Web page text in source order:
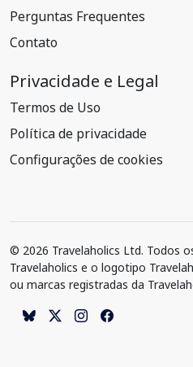
Perguntas Frequentes
Contato
Privacidade e Legal
Termos de Uso
Política de privacidade
Configurações de cookies
© 2026 Travelaholics Ltd. Todos
Travelaholics e o logotipo
ou marcas registradas da